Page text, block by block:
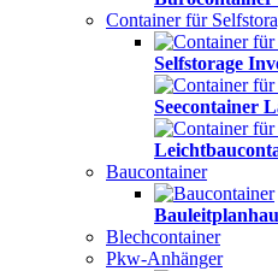
Container für
Selfstorage
Seecontainer
Baucontainer
Blechcontainer
Pkw-Anhänger